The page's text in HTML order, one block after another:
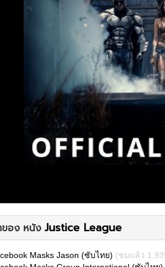
อง หนัง Justice League
Masks Jason (ซับไทย) (ชมแล้ว